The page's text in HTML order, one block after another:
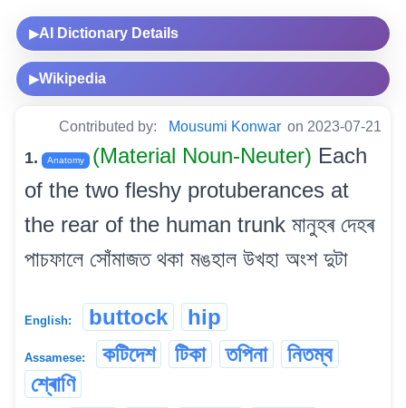
▶AI Dictionary Details
▶Wikipedia
Contributed by: Mousumi Konwar on 2023-07-21
1. Anatomy (Material Noun-Neuter) Each
of the two fleshy protuberances at
the rear of the human trunk মানুহৰ দেহৰ
পাচফালে সোঁমাজত থকা মঙহাল উখহা অংশ দুটা
English: buttock hip
Assamese: কটিদেশ টিকা তপিনা
নিতম্ব
শ্ৰোণি